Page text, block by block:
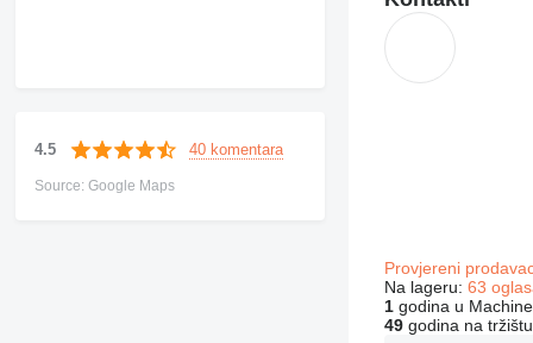
4.5 40 komentara
Source: Google Maps
Provjereni
Na lageru: 63
1godina u
49godina na tržištu